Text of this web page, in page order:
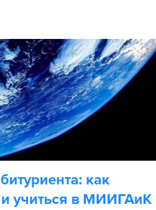
как
и учиться в МИИГАиК